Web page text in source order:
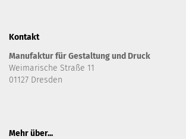
Kontakt
Manufaktur für Gestaltung und Druck
Weimarische Straße 11
01127 Dresden
Mehr über...